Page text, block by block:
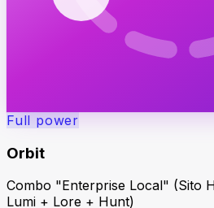
Full power
Orbit
Combo "Enterprise Local" (Sito
Lumi + Lore + Hunt)